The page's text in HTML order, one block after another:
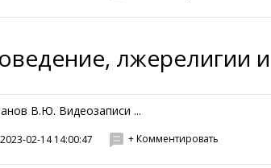
лжерелигии
В.Ю. Видеозаписи ...
2023-02-14 14:00:47 + Комментировать